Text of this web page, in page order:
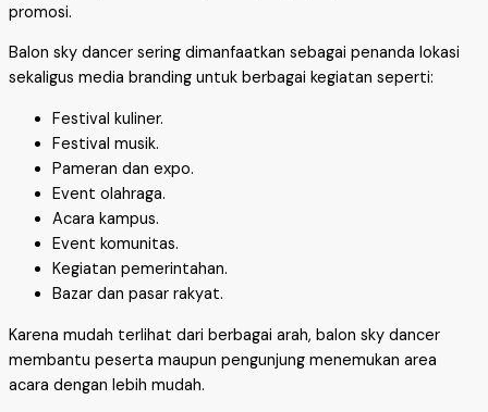
promosi.
Balon sky dancer sering dimanfaatkan sebagai penanda lokasi
sekaligus media branding untuk berbagai kegiatan seperti:
Festival kuliner.
Festival musik.
Pameran dan expo.
Event olahraga.
Acara kampus.
Event komunitas.
Kegiatan pemerintahan.
Bazar dan pasar rakyat.
Karena mudah terlihat dari berbagai arah, balon sky dancer
membantu peserta maupun pengunjung menemukan area
acara dengan lebih mudah.